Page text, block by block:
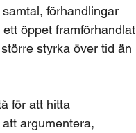
förhandlingar
öppet framförhandlat
styrka över tid än
för att hitta
argumentera,